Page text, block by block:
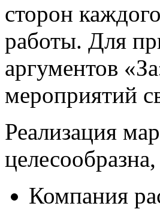
сторон
работы. Для
аргументов
мероприятий
Реализация
Компания